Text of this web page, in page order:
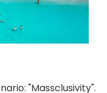
"Massclusivity".